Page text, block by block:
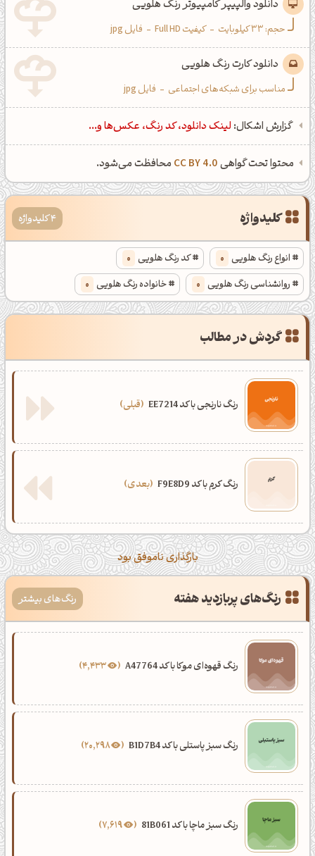
دانلود والپیپر کامپیوتر رنگ هلویی
حجم: 33 کیلوبایت - کیفیت Full HD - فایل jpg
دانلود کارت رنگ هلویی
مناسب برای شبکه‌های اجتماعی - فایل jpg
گزارش اشکال: لینک دانلود، کد رنگ، عکس‌ها و...
محتوا تحت گواهیCC BY 4.0 محافظت می‌شود.
کلیدواژه 4 کلیدواژه
انواع رنگ هلویی 0 کد رنگ هلویی 0
روانشناسی رنگ هلویی 0 خانواده رنگ هلویی 0
گردش در مطالب
رنگ نارنجی با کد EE7214 قبلی
رنگ کرم با کد F9E8D9 بعدی
بارگذاری ناموفق بود
رنگ‌های پربازدید هفته رنگ‌های بیشتر
رنگ قهوه‌ای موکا با کد A47764 4,433
رنگ سبز پاستلی با کد B1D7B4 20,298
رنگ سبز ماچا با کد 81B061 7,619